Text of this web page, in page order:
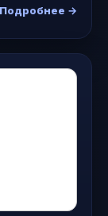
Подробнее →